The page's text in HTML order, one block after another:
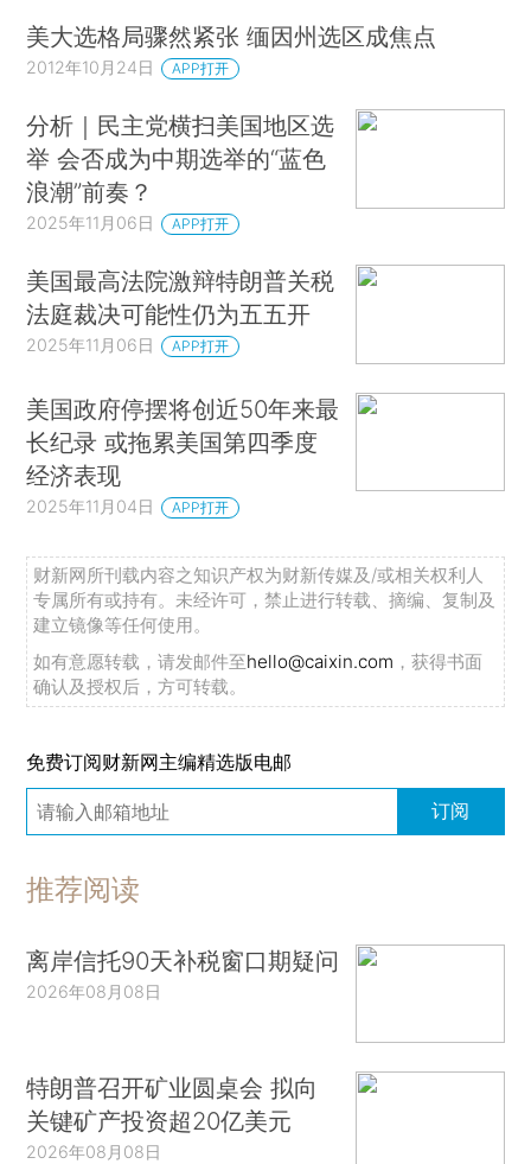
美大选格局骤然紧张 缅因州选区成焦点
2012年10月24日 APP打开
分析｜民主党横扫美国地区选
举 会否成为中期选举的“蓝色
浪潮”前奏？
2025年11月06日 APP打开
美国最高法院激辩特朗普关税
法庭裁决可能性仍为五五开
2025年11月06日 APP打开
美国政府停摆将创近50年来最
长纪录 或拖累美国第四季度
经济表现
2025年11月04日 APP打开
财新网所刊载内容之知识产权为财新传媒及/或相关权利人
专属所有或持有。未经许可，禁止进行转载、摘编、复制及
建立镜像等任何使用。
如有意愿转载，请发邮件至hello@caixin.com ，获得书面
确认及授权后，方可转载。
免费订阅财新网主编精选版电邮
订阅
推荐阅读
离岸信托90天补税窗口期疑问
2026年08月08日
特朗普召开矿业圆桌会 拟向
关键矿产投资超20亿美元
2026年08月08日